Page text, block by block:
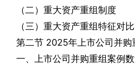
（二）重大资产重组制度
（三）重大资产重组特征对比
第二节 2025年上市公司并购
一、上市公司并购重组案例